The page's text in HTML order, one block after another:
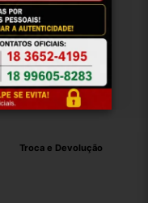
Preto
Preto
17364
Troca e Devolução